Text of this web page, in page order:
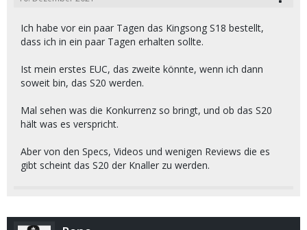
Ich habe vor ein paar Tagen das Kingsong S18 bestellt,
dass ich in ein paar Tagen erhalten sollte.
Ist mein erstes EUC, das zweite könnte, wenn ich dann
soweit bin, das S20 werden.
Mal sehen was die Konkurrenz so bringt, und ob das S20
hält was es verspricht.
Aber von den Specs, Videos und wenigen Reviews die es
gibt scheint das S20 der Knaller zu werden.